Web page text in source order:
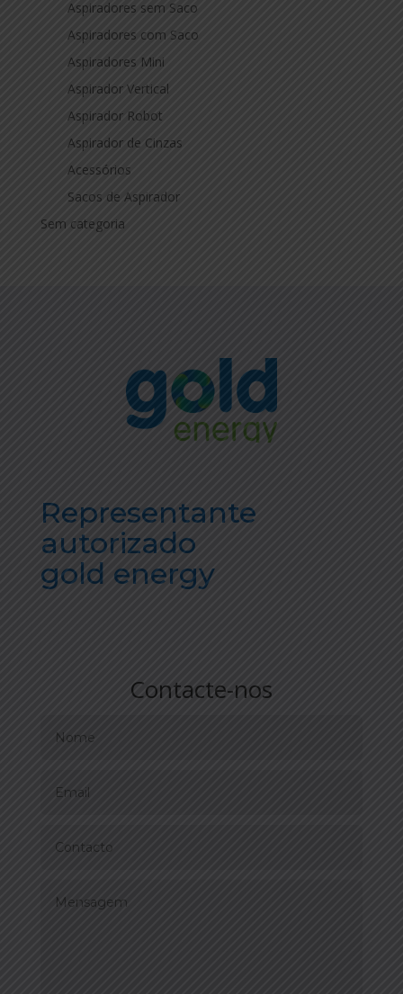
Aspiradores sem Saco
Aspiradores com Saco
Aspiradores Mini
Aspirador Vertical
Aspirador Robot
Aspirador de Cinzas
Acessórios
Sacos de Aspirador
Sem categoria
Representante
autorizado
gold energy
Contacte-nos